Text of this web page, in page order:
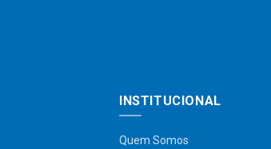
INSTITUCIONAL
Quem Somos